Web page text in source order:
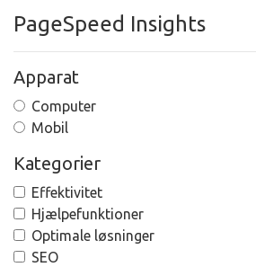
PageSpeed Insights
Apparat
Computer
Mobil
Kategorier
Effektivitet
Hjælpefunktioner
Optimale løsninger
SEO